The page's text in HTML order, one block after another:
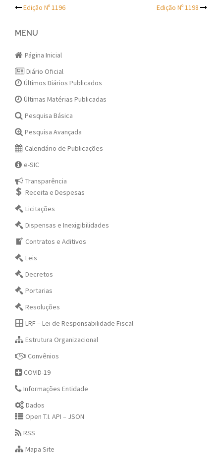
Post
navigation
Edição Nº 1196 Edição Nº 1198
MENU
Página Inicial
Diário Oficial
Últimos Diários Publicados
Últimas Matérias Publicadas
Pesquisa Básica
Pesquisa Avançada
Calendário de Publicações
e-SIC
Transparência
Receita e Despesas
Licitações
Dispensas e Inexigibilidades
Contratos e Aditivos
Leis
Decretos
Portarias
Resoluções
LRF – Lei de Responsabilidade Fiscal
Estrutura Organizacional
Convênios
COVID-19
Informações Entidade
Dados
Open T.I. API – JSON
RSS
Mapa Site